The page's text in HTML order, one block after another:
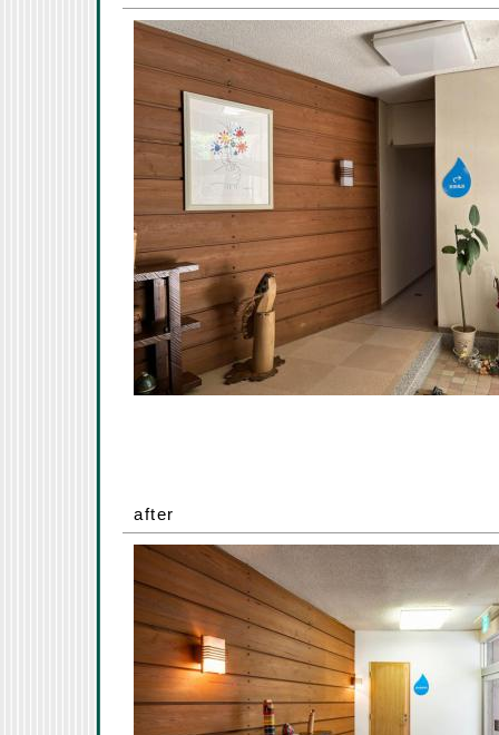
after